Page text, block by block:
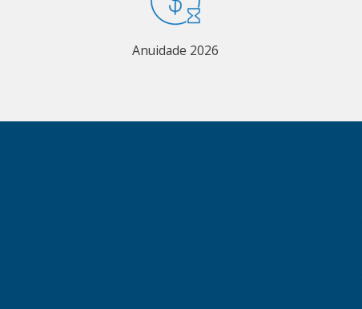
Anuidade 2026